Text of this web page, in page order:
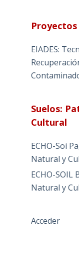
EIADES:
Suelos:
Cultural
ECHO-Soi
Natural y
ECHO-SOIL
Natural y
Acceder